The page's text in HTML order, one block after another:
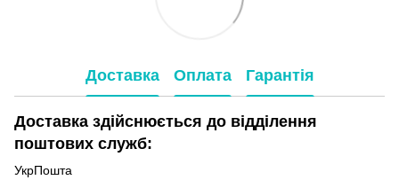
Доставка Оплата Гарантія
Доставка здійснюється до відділення
поштових служб:
УкрПошта